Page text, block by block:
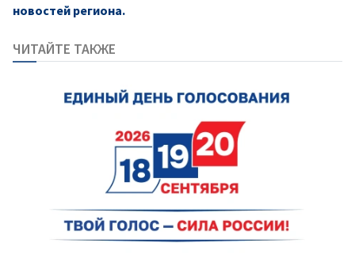
новостей региона.
ЧИТАЙТЕ ТАКЖЕ